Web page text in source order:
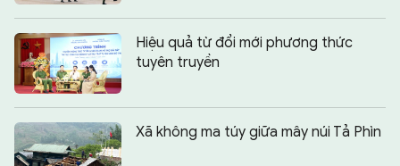
Hiệu quả từ đổi mới phương thức
tuyên truyền
Xã không ma túy giữa mây núi Tả Phìn